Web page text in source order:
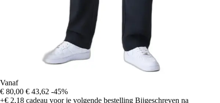
Vanaf
€ 80,00 € 43,62 -45%
+€ 2,18 cadeau voor je volgende bestelling Bijgeschreven na